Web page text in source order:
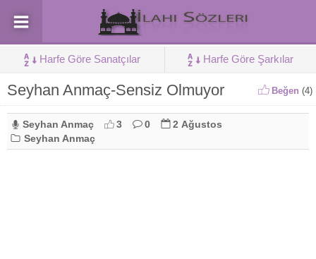
Harfe Göre Sanatçılar Harfe Göre Şarkılar
Seyhan Anmaç-Sensiz Olmuyor Beğen (4)
Seyhan Anmaç 3 0
2 Ağustos
Seyhan Anmaç